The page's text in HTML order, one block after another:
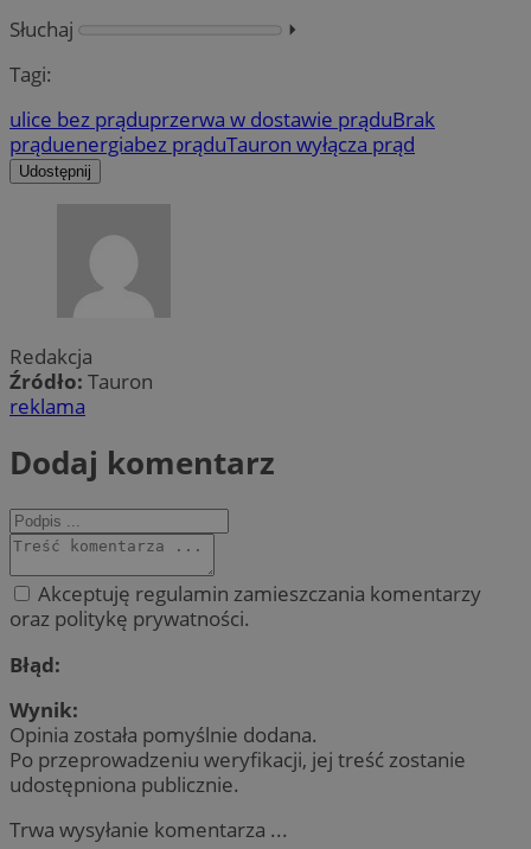
Słuchaj
⏵︎
Tagi:
ulice bez prąduprzerwa w dostawie prąduBrak
prąduenergiabez prąduTauron wyłącza prąd
Udostępnij
Redakcja
Źródło: Tauron
reklama
Dodaj komentarz
Akceptuję regulamin zamieszczania komentarzy
oraz politykę prywatności.
Błąd:
Wynik:
Opinia została pomyślnie dodana.
Po przeprowadzeniu weryfikacji, jej treść zostanie
udostępniona publicznie.
Trwa wysyłanie komentarza ...